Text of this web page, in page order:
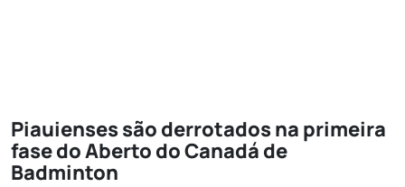
Piauienses são derrotados na primeira
fase do Aberto do Canadá de
Badminton